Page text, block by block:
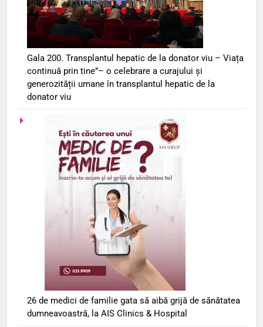
Gala 200. Transplantul hepatic de la donator viu – Viața
continuă prin tine”– o celebrare a curajului și
generozității umane în transplantul hepatic de la
donator viu
26 de medici de familie gata să aibă grijă de sănătatea
dumneavoastră, la AIS Clinics & Hospital